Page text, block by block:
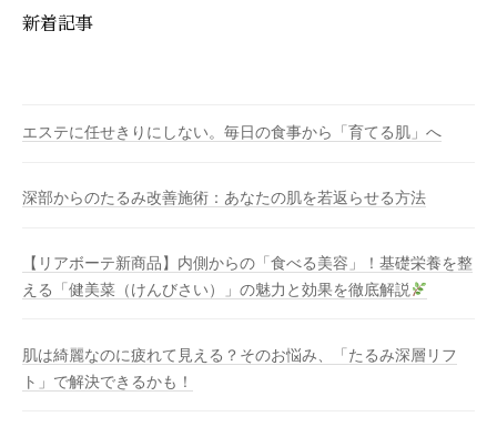
新着記事
エステに任せきりにしない。毎日の食事から「育てる肌」へ
深部からのたるみ改善施術：あなたの肌を若返らせる方法
【リアボーテ新商品】内側からの「食べる美容」！基礎栄養を整
える「健美菜（けんびさい）」の魅力と効果を徹底解説
肌は綺麗なのに疲れて見える？そのお悩み、「たるみ深層リフ
ト」で解決できるかも！